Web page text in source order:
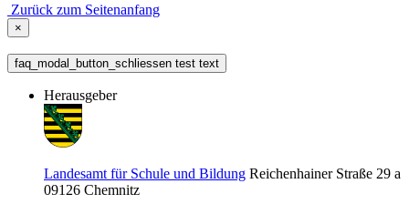
Zurück zum Seitenanfang
×
faq_modal_button_schliessen test text
Herausgeber
Landesamt für Schule und Bildung Reichenhainer Straße 29 a
09126 Chemnitz